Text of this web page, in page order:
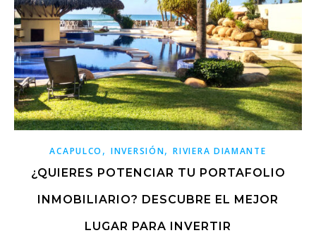
ACAPULCO ,INVERSIÓN,RIVIERA DIAMANTE
¿QUIERES POTENCIAR TU PORTAFOLIO
INMOBILIARIO? DESCUBRE EL MEJOR
LUGAR PARA INVERTIR